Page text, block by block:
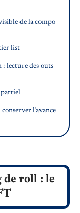
de la compo
list
lecture des outs
partiel
l’avance
roll : le